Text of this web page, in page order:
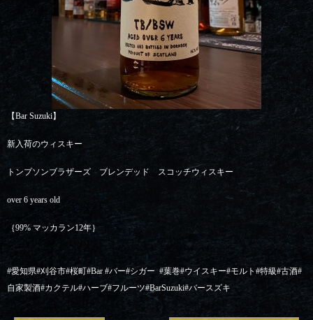
【Bar Suzuki】
新入荷のウィスキー
トンプソンブラザーズ ブレンデッド スコッチウィスキー
over 6 years old
｛99% マッカラン12年｝
#愛知県#刈谷市#桜町#Bar #バー#シガー #葉巻#ウイスキー#モルト#特級#古酒#
自家製酒#カクテル#ハーブ#フルーツ#BarSuzuki#バースズキ